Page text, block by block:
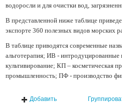
водоросли и для очистки вод,
В представленной ниже таблице
экспорте 360 полезных видов морских
В таблице приводятся современные
альготерапия; ИВ -
культивирование; КП –
промышленность; ПФ - производство
Добавить